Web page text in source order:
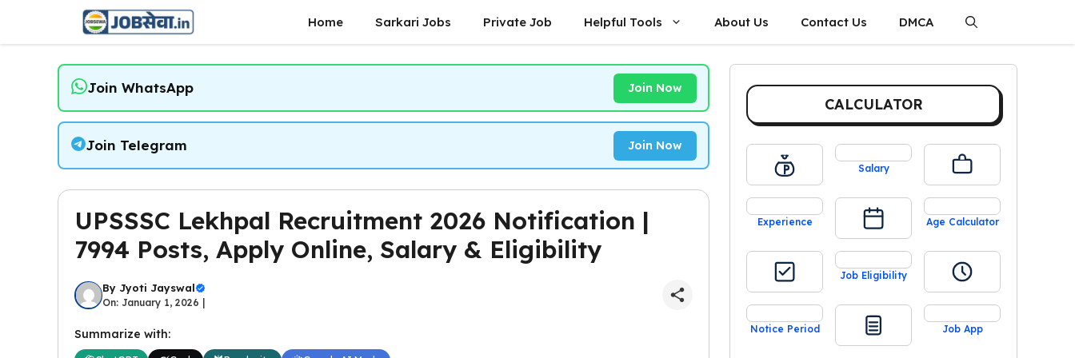
content
Home Sarkari Jobs Private Job Helpful Tools About Us Contact Us DMCA
Join WhatsApp Join Now
Join Telegram Join Now
UPSSSC Lekhpal Recruitment 2026 Notification |
7994 Posts, Apply Online, Salary & Eligibility
By Jyoti Jayswal
On: January 1, 2026 |
Summarize with:
CALCULATOR
Salary
Experience Age Calculator
Job Eligibility
Notice Period Job App